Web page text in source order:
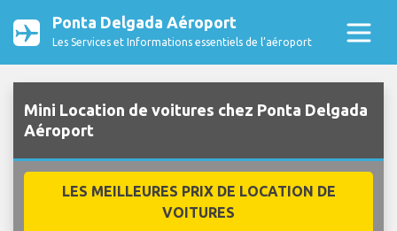
Ponta Delgada Aéroport
Les Services et Informations essentiels de l’aéroport
Mini Location de voitures chez Ponta Delgada
Aéroport
LES MEILLEURES PRIX DE LOCATION DE
VOITURES